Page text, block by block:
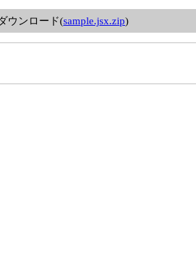
ウンロード(sample.jsx.zip)